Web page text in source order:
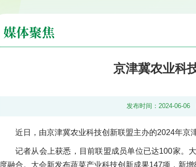
媒体聚焦
京津冀农业科
发布时间：2024-06-06
近日，由京津冀农业科技创新联盟主办的2024年京
记者从会上获悉，目前联盟成员单位已达100家。
度融合。大会新发布蔬菜产业科技创新成果147项，新